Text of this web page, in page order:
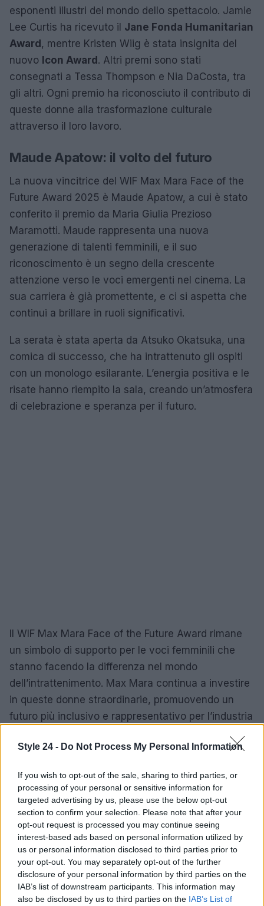
Style 24 - Do Not Process My Personal Information
If you wish to opt-out of the sale, sharing to third parties, or
processing of your personal or sensitive information for
targeted advertising by us, please use the below opt-out
section to confirm your selection. Please note that after your
opt-out request is processed you may continue seeing
interest-based ads based on personal information utilized by
us or personal information disclosed to third parties prior to
your opt-out. You may separately opt-out of the further
disclosure of your personal information by third parties on the
IAB’s list of downstream participants. This information may
also be disclosed by us to third parties on the IAB’s List of
esponenti illustri del mondo dello spettacolo. Jamie
Lee Curtis ha ricevuto il Jane Fonda Humanitarian
Award, mentre Kristen Wiig è stata insignita del
nuovo Icon Award. Altri premi sono stati
consegnati a Tessa Thompson e Nia DaCosta, tra
gli altri. Ogni premio ha riconosciuto il contributo di
queste donne alla trasformazione culturale
attraverso il loro lavoro.
Maude Apatow: il volto del futuro
La nuova vincitrice del WIF Max Mara Face of the
Future Award 2025 è Maude Apatow, a cui è stato
conferito il premio da Maria Giulia Prezioso
Maramotti. Maude rappresenta una nuova
generazione di talenti femminili, e il suo
riconoscimento è un segno della crescente
attenzione verso le voci emergenti nel cinema. La
sua carriera è già promettente, e ci si aspetta che
continui a brillare in ruoli significativi.
La serata è stata aperta da Atsuko Okatsuka, una
comica di successo, che ha intrattenuto gli ospiti
con un monologo esilarante. L’energia positiva e le
risate hanno riempito la sala, creando un’atmosfera
di celebrazione e speranza per il futuro.
Il WIF Max Mara Face of the Future Award rimane
un simbolo di supporto per le voci femminili che
stanno facendo la differenza nel mondo
dell’intrattenimento. Max Mara continua a investire
in queste donne straordinarie, promuovendo un
futuro più inclusivo e rappresentativo per l’industria
AUTORE
Staff